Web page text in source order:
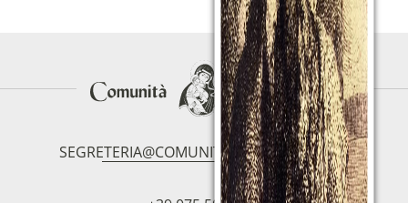
SEGRETERIA@COMUNITAMAGNIFICAT.ORG